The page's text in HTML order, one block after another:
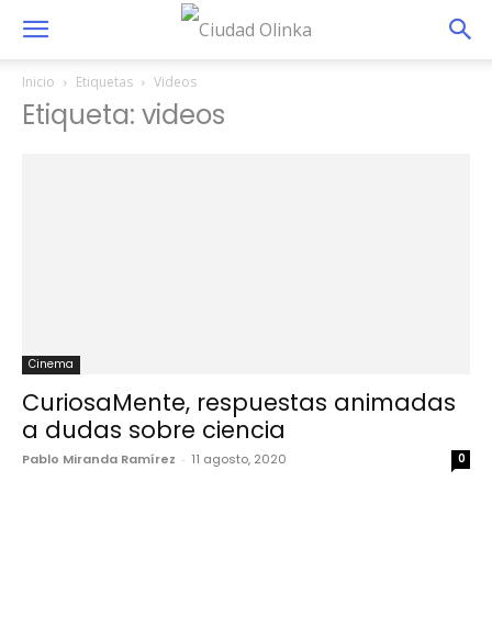
Inicio Etiquetas Videos
Etiqueta: videos
Cinema
CuriosaMente, respuestas animadas
a dudas sobre ciencia
Pablo Miranda Ramírez - 11 agosto, 2020 0